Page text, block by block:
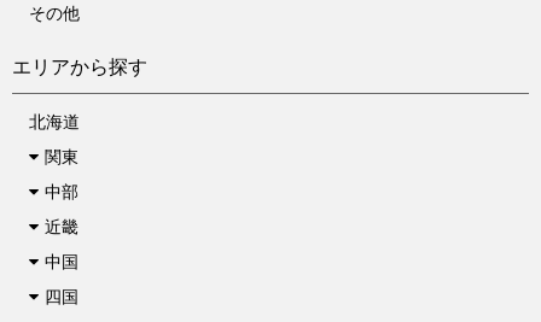
その他
エリアから探す
北海道
関東
中部
近畿
中国
四国